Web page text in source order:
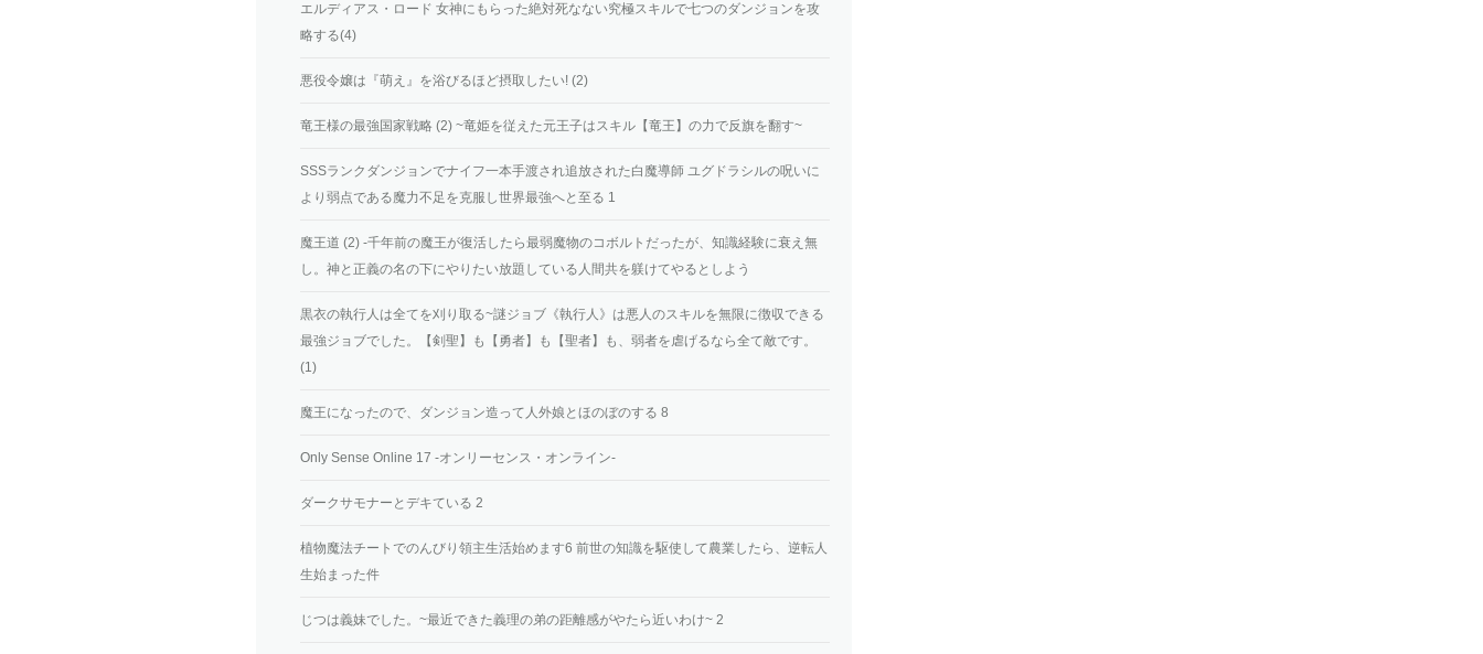
エルディアス・ロード 女神にもらった絶対死なない究極スキルで七つのダンジョンを攻
略する(4)
悪役令嬢は『萌え』を浴びるほど摂取したい! (2)
竜王様の最強国家戦略 (2) ~竜姫を従えた元王子はスキル【竜王】の力で反旗を翻す~
SSSランクダンジョンでナイフ一本手渡され追放された白魔導師 ユグドラシルの呪いに
より弱点である魔力不足を克服し世界最強へと至る 1
魔王道 (2) ‐千年前の魔王が復活したら最弱魔物のコボルトだったが、知識経験に衰え無
し。神と正義の名の下にやりたい放題している人間共を躾けてやるとしよう
黒衣の執行人は全てを刈り取る~謎ジョブ《執行人》は悪人のスキルを無限に徴収できる
最強ジョブでした。【剣聖】も【勇者】も【聖者】も、弱者を虐げるなら全て敵です。
(1)
魔王になったので、ダンジョン造って人外娘とほのぼのする 8
Only Sense Online 17 ‐オンリーセンス・オンライン‐
ダークサモナーとデキている 2
植物魔法チートでのんびり領主生活始めます6 前世の知識を駆使して農業したら、逆転人
生始まった件
じつは義妹でした。~最近できた義理の弟の距離感がやたら近いわけ~ 2